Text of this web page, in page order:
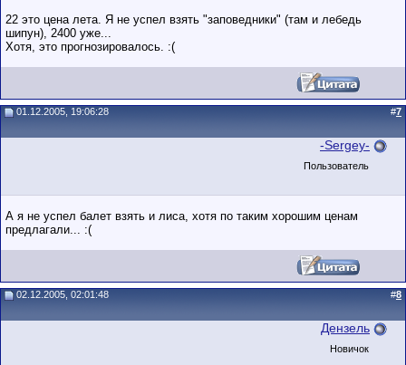
22 это цена лета. Я не успел взять "заповедники" (там и лебедь
шипун), 2400 уже...
Хотя, это прогнозировалось. :(
01.12.2005, 19:06:28 #7
-Sergey-
Пользователь
А я не успел балет взять и лиса, хотя по таким хорошим ценам
предлагали... :(
02.12.2005, 02:01:48 #8
Дензель
Новичок